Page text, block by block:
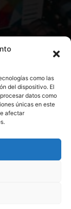
como las
del dispositivo. El
datos como
únicas en este
afectar